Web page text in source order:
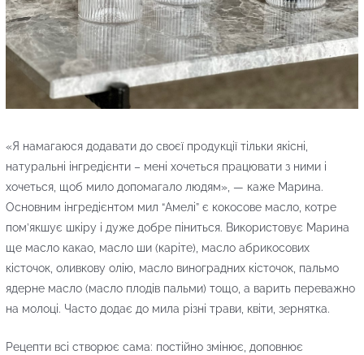
«Я намагаюся додавати до своєї продукції тільки якісні,
натуральні інгредієнти – мені хочеться працювати з ними і
хочеться, щоб мило допомагало людям», — каже Марина.
Основним інгредієнтом мил “Амелі” є кокосове масло, котре
пом’якшує шкіру і дуже добре піниться. Використовує Марина
ще масло какао, масло ши (каріте), масло абрикосових
кісточок, оливкову олію, масло виноградних кісточок, пальмо
ядерне масло (масло плодів пальми) тощо, а варить переважно
на молоці. Часто додає до мила різні трави, квіти, зернятка.
Рецепти всі створює сама: постійно змінює, доповнює